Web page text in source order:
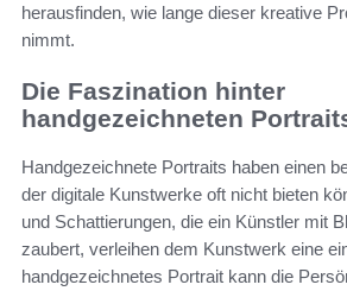
herausfinden, wie lange dieser kreative
nimmt.
Die Faszination hinter
handgezeichneten
Handgezeichnete Portraits haben einen
der digitale Kunstwerke oft nicht bieten
und Schattierungen, die ein Künstler mit
zaubert, verleihen dem Kunstwerk eine
handgezeichnetes Portrait kann die